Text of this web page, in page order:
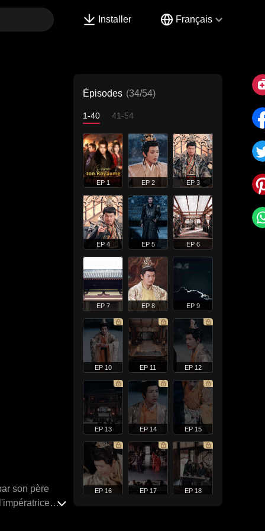
Installer Français
son père
Épisodes (34/54)
1-40 41-54
EP 1 EP 2 EP 3
EP 4 EP 5 EP 6
EP 7 EP 8 EP 9
EP 10 EP 11 EP 12
EP 13 EP 14 EP 15
EP 16 EP 17 EP 18